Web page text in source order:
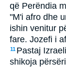
që Perëndia
"M'i afro dhe
ishin venitur
fare. Jozefi i
11 Pastaj
shikoja